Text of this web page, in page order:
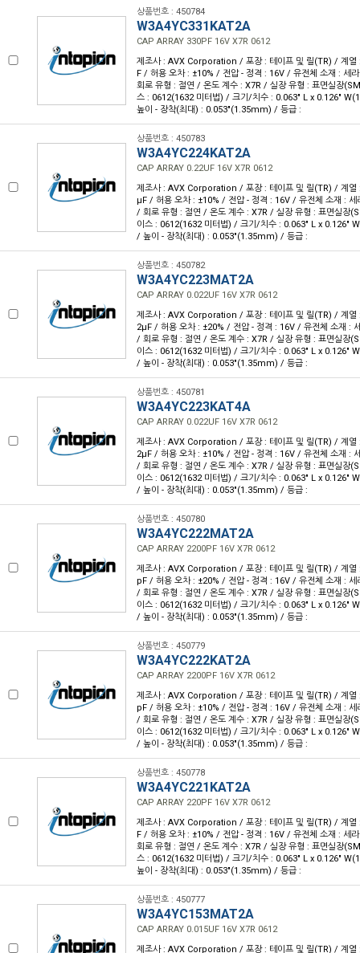
상품번호 : 450784
W3A4YC331KAT2A
CAP ARRAY 330PF 16V X7R 0612
제조사 : AVX Corporation / 포장 : 테이프 및 릴(TR) / 계
F / 허용 오차 : ±10% / 전압 - 정격 : 16V / 유전체 소재 : 세
회로 유형 : 절연 / 온도 계수 : X7R / 실장 유형 : 표면실장
스 : 0612(1632 미터법) / 크기/치수 : 0.063" L x 0.126"
높이 - 장착(최대) : 0.053"(1.35mm) / 등급 :
상품번호 : 450783
W3A4YC224KAT2A
CAP ARRAY 0.22UF 16V X7R 0612
제조사 : AVX Corporation / 포장 : 테이프 및 릴(TR) / 계열
µF / 허용 오차 : ±10% / 전압 - 정격 : 16V / 유전체 소재 : 세
/ 회로 유형 : 절연 / 온도 계수 : X7R / 실장 유형 : 표면실장
이스 : 0612(1632 미터법) / 크기/치수 : 0.063" L x 0.126"
/ 높이 - 장착(최대) : 0.053"(1.35mm) / 등급 :
상품번호 : 450782
W3A4YC223MAT2A
CAP ARRAY 0.022UF 16V X7R 0612
제조사 : AVX Corporation / 포장 : 테이프 및 릴(TR) / 계열
2µF / 허용 오차 : ±20% / 전압 - 정격 : 16V / 유전체 소재 :
/ 회로 유형 : 절연 / 온도 계수 : X7R / 실장 유형 : 표면실장
이스 : 0612(1632 미터법) / 크기/치수 : 0.063" L x 0.126"
/ 높이 - 장착(최대) : 0.053"(1.35mm) / 등급 :
상품번호 : 450781
W3A4YC223KAT4A
CAP ARRAY 0.022UF 16V X7R 0612
제조사 : AVX Corporation / 포장 : 테이프 및 릴(TR) / 계열
2µF / 허용 오차 : ±10% / 전압 - 정격 : 16V / 유전체 소재 :
/ 회로 유형 : 절연 / 온도 계수 : X7R / 실장 유형 : 표면실장
이스 : 0612(1632 미터법) / 크기/치수 : 0.063" L x 0.126"
/ 높이 - 장착(최대) : 0.053"(1.35mm) / 등급 :
상품번호 : 450780
W3A4YC222MAT2A
CAP ARRAY 2200PF 16V X7R 0612
제조사 : AVX Corporation / 포장 : 테이프 및 릴(TR) / 계열
pF / 허용 오차 : ±20% / 전압 - 정격 : 16V / 유전체 소재 : 세
/ 회로 유형 : 절연 / 온도 계수 : X7R / 실장 유형 : 표면실장
이스 : 0612(1632 미터법) / 크기/치수 : 0.063" L x 0.126"
/ 높이 - 장착(최대) : 0.053"(1.35mm) / 등급 :
상품번호 : 450779
W3A4YC222KAT2A
CAP ARRAY 2200PF 16V X7R 0612
제조사 : AVX Corporation / 포장 : 테이프 및 릴(TR) / 계열
pF / 허용 오차 : ±10% / 전압 - 정격 : 16V / 유전체 소재 : 세
/ 회로 유형 : 절연 / 온도 계수 : X7R / 실장 유형 : 표면실장
이스 : 0612(1632 미터법) / 크기/치수 : 0.063" L x 0.126"
/ 높이 - 장착(최대) : 0.053"(1.35mm) / 등급 :
상품번호 : 450778
W3A4YC221KAT2A
CAP ARRAY 220PF 16V X7R 0612
제조사 : AVX Corporation / 포장 : 테이프 및 릴(TR) / 계
F / 허용 오차 : ±10% / 전압 - 정격 : 16V / 유전체 소재 : 세
회로 유형 : 절연 / 온도 계수 : X7R / 실장 유형 : 표면실장
스 : 0612(1632 미터법) / 크기/치수 : 0.063" L x 0.126"
높이 - 장착(최대) : 0.053"(1.35mm) / 등급 :
상품번호 : 450777
W3A4YC153MAT2A
CAP ARRAY 0.015UF 16V X7R 0612
제조사 : AVX Corporation / 포장 : 테이프 및 릴(TR) / 계열